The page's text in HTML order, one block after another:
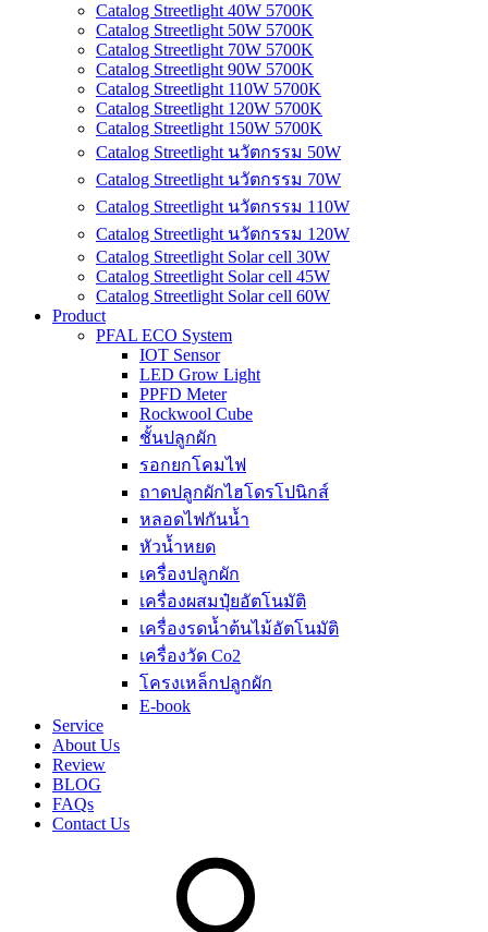
Catalog Streetlight 40W 5700K
Catalog Streetlight 50W 5700K
Catalog Streetlight 70W 5700K
Catalog Streetlight 90W 5700K
Catalog Streetlight 110W 5700K
Catalog Streetlight 120W 5700K
Catalog Streetlight 150W 5700K
Catalog Streetlight นวัตกรรม 50W
Catalog Streetlight นวัตกรรม 70W
Catalog Streetlight นวัตกรรม 110W
Catalog Streetlight นวัตกรรม 120W
Catalog Streetlight Solar cell 30W
Catalog Streetlight Solar cell 45W
Catalog Streetlight Solar cell 60W
Product
PFAL ECO System
IOT Sensor
LED Grow Light
PPFD Meter
Rockwool Cube
ชั้นปลูกผัก
รอกยกโคมไฟ
ถาดปลูกผักไฮโดรโปนิกส์
หลอดไฟกันน้ำ
หัวน้ำหยด
เครื่องปลูกผัก
เครื่องผสมปุ๋ยอัตโนมัติ
เครื่องรดน้ำต้นไม้อัตโนมัติ
เครื่องวัด Co2
โครงเหล็กปลูกผัก
E-book
Service
About Us
Review
BLOG
FAQs
Contact Us